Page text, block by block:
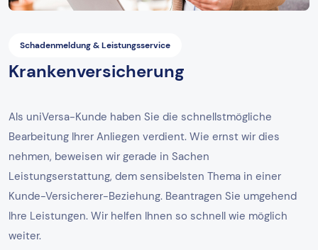
Schadenmeldung & Leistungsservice
Krankenversicherung
Als uniVersa-Kunde haben Sie die schnellstmögliche
Bearbeitung Ihrer Anliegen verdient. Wie ernst wir dies
nehmen, beweisen wir gerade in Sachen
Leistungserstattung, dem sensibelsten Thema in einer
Kunde-Versicherer-Beziehung. Beantragen Sie umgehend
Ihre Leistungen. Wir helfen Ihnen so schnell wie möglich
weiter.